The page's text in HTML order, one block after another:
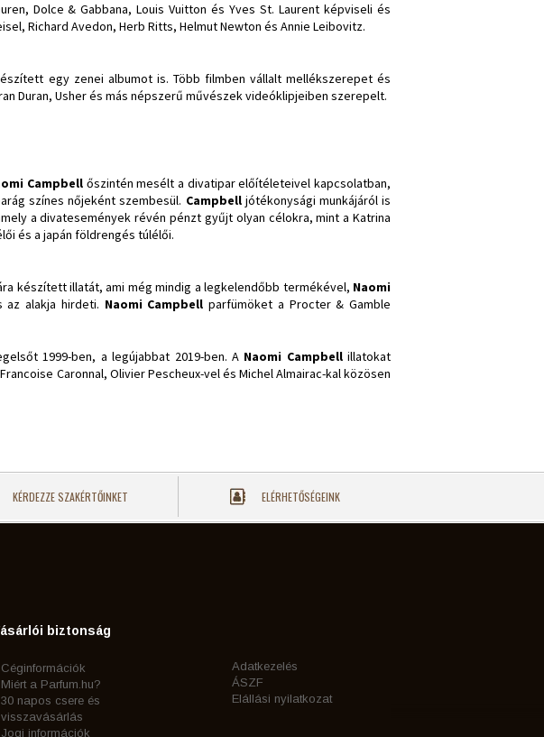
Dolce & Gabbana, Louis Vuitton és Yves St. Laurent képviseli és
Richard Avedon, Herb Ritts, Helmut Newton és Annie Leibovitz.
egy zenei albumot is. Több filmben vállalt mellékszerepet és
Duran, Usher és más népszerű művészek videóklipjeiben szerepelt.
Campbell őszintén mesélt a divatipar előítéleteivel kapcsolatban,
színes nőjeként szembesül. Campbell jótékonysági munkájáról is
a divatesemények révén pénzt gyűjt olyan célokra, mint a Katrina
és a japán földrengés túlélői.
készített illatát, ami még mindig a legkelendőbb termékével, Naomi
az alakja hirdeti. Naomi Campbell parfümöket a Procter & Gamble
1999-ben, a legújabbat 2019-ben. A Naomi Campbell illatokat
Caronnal, Olivier Pescheux-vel és Michel Almairac-kal közösen
KÉRDEZZE SZAKÉRTŐINKET ELÉRHETŐSÉGEINK
biztonság
Céginformációk
Miért a Parfum.hu?
30 napos csere és
visszavásárlás
Jogi információk
Adatkezelés
ÁSZF
Elállási nyilatkozat